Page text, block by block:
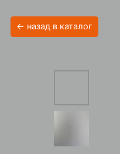
← назад в каталог